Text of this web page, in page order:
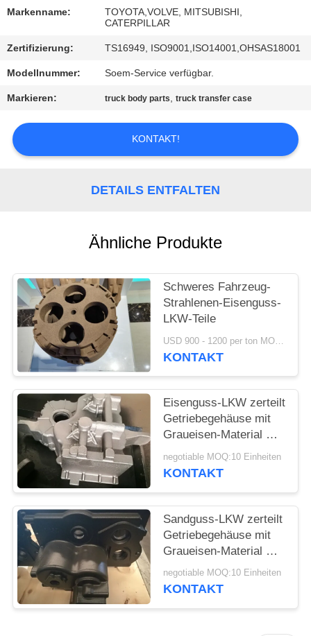
SIE
MIT
UNS
VERBINDUNG
NACHRICHTEN
FORDERN
EIN
ZITAT
SITEMAP
PRIVACY
POLICY
Markenname:
TOYOTA,VOLVE, MITSUBISHI,
CATERPILLAR
Zertifizierung: TS16949, ISO9001,ISO14001,OHSAS18001
Modellnummer: Soem-Service verfügbar.
Markieren: truck body parts,truck transfer case
KONTAKT!
DETAILS ENTFALTEN
Ähnliche Produkte
Schweres Fahrzeug-
Strahlenen-Eisenguss-
LKW-Teile
USD 900 - 1200 per ton MOQ:50 Einheiten
KONTAKT
Eisenguss-LKW zerteilt
Getriebegehäuse mit
Graueisen-Material GG
negotiable MOQ:10 Einheiten
KONTAKT
Sandguss-LKW zerteilt
Getriebegehäuse mit
Graueisen-Material GG
negotiable MOQ:10 Einheiten
KONTAKT